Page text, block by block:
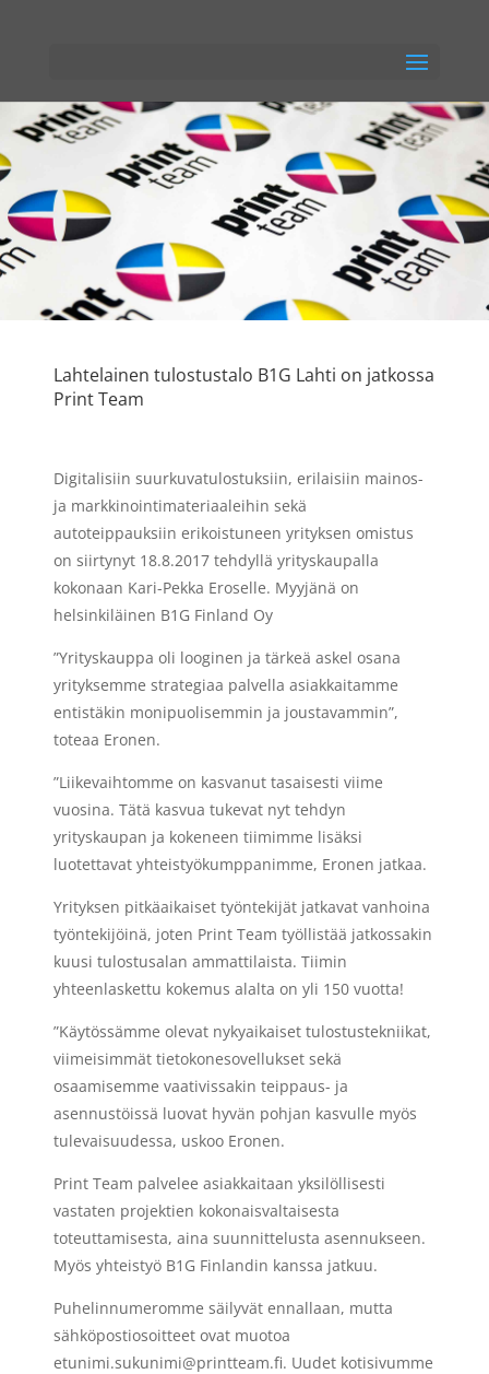
Lahtelainen tulostustalo B1G Lahti on jatkossa
Print Team
Digitalisiin suurkuvatulostuksiin, erilaisiin mainos-
ja markkinointimateriaaleihin sekä
autoteippauksiin erikoistuneen yrityksen omistus
on siirtynyt 18.8.2017 tehdyllä yrityskaupalla
kokonaan Kari-Pekka Eroselle. Myyjänä on
helsinkiläinen B1G Finland Oy
”Yrityskauppa oli looginen ja tärkeä askel osana
yrityksemme strategiaa palvella asiakkaitamme
entistäkin monipuolisemmin ja joustavammin”,
toteaa Eronen.
”Liikevaihtomme on kasvanut tasaisesti viime
vuosina. Tätä kasvua tukevat nyt tehdyn
yrityskaupan ja kokeneen tiimimme lisäksi
luotettavat yhteistyökumppanimme, Eronen jatkaa.
Yrityksen pitkäaikaiset työntekijät jatkavat vanhoina
työntekijöinä, joten Print Team työllistää jatkossakin
kuusi tulostusalan ammattilaista. Tiimin
yhteenlaskettu kokemus alalta on yli 150 vuotta!
”Käytössämme olevat nykyaikaiset tulostustekniikat,
viimeisimmät tietokonesovellukset sekä
osaamisemme vaativissakin teippaus- ja
asennustöissä luovat hyvän pohjan kasvulle myös
tulevaisuudessa, uskoo Eronen.
Print Team palvelee asiakkaitaan yksilöllisesti
vastaten projektien kokonaisvaltaisesta
toteuttamisesta, aina suunnittelusta asennukseen.
Myös yhteistyö B1G Finlandin kanssa jatkuu.
Puhelinnumeromme säilyvät ennallaan, mutta
sähköpostiosoitteet ovat muotoa
etunimi.sukunimi@printteam.fi. Uudet kotisivumme